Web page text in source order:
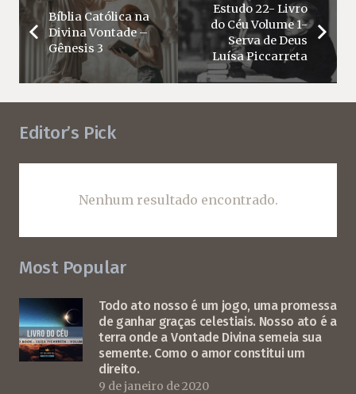
Bíblia Católica na
Divina Vontade –
Gênesis 3
Estudo 22- Livro
do Céu Volume 1-
Serva de Deus
Luísa Piccarreta
Editor’s Pick
Nenhum resultado encontrado.
Most Popular
Todo ato nosso é um jogo, uma promessa
de ganhar graças celestiais. Nosso ato é a
terra onde a Vontade Divina semeia sua
semente. Como o amor constitui um
direito.
9 de janeiro de 2020